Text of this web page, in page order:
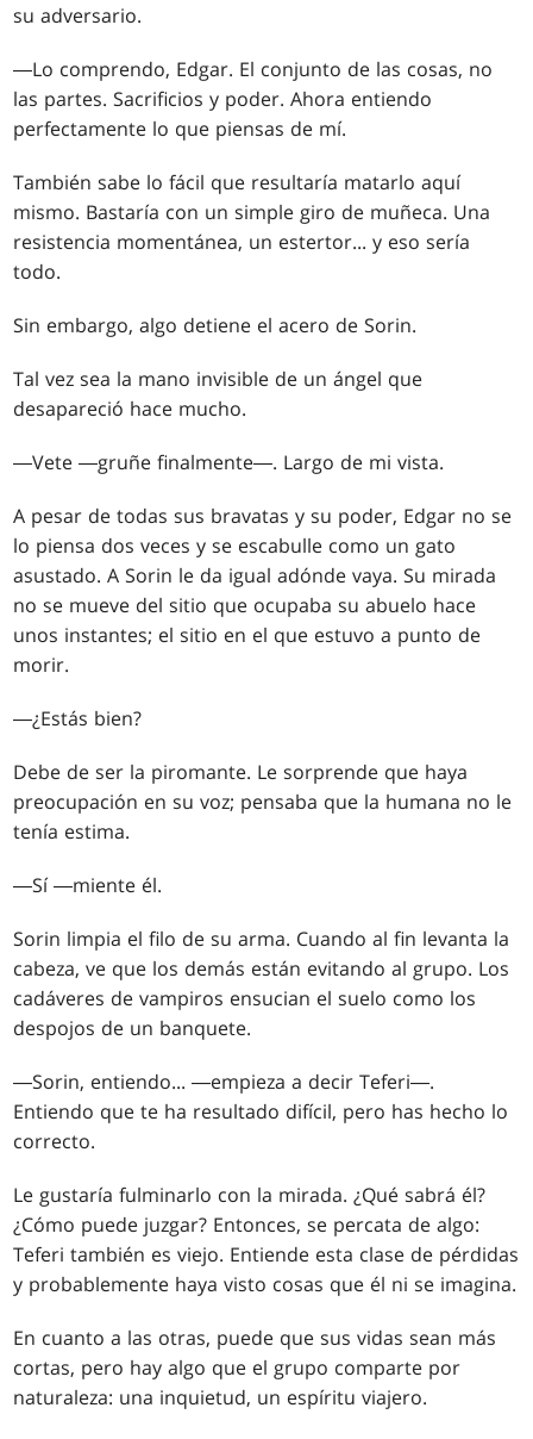
su adversario.
―Lo comprendo, Edgar. El conjunto de las cosas, no
las partes. Sacrificios y poder. Ahora entiendo
perfectamente lo que piensas de mí.
También sabe lo fácil que resultaría matarlo aquí
mismo. Bastaría con un simple giro de muñeca. Una
resistencia momentánea, un estertor... y eso sería
todo.
Sin embargo, algo detiene el acero de Sorin.
Tal vez sea la mano invisible de un ángel que
desapareció hace mucho.
―Vete ―gruñe finalmente―. Largo de mi vista.
A pesar de todas sus bravatas y su poder, Edgar no se
lo piensa dos veces y se escabulle como un gato
asustado. A Sorin le da igual adónde vaya. Su mirada
no se mueve del sitio que ocupaba su abuelo hace
unos instantes; el sitio en el que estuvo a punto de
morir.
―¿Estás bien?
Debe de ser la piromante. Le sorprende que haya
preocupación en su voz; pensaba que la humana no le
tenía estima.
―Sí ―miente él.
Sorin limpia el filo de su arma. Cuando al fin levanta la
cabeza, ve que los demás están evitando al grupo. Los
cadáveres de vampiros ensucian el suelo como los
despojos de un banquete.
―Sorin, entiendo... ―empieza a decir Teferi―.
Entiendo que te ha resultado difícil, pero has hecho lo
correcto.
Le gustaría fulminarlo con la mirada. ¿Qué sabrá él?
¿Cómo puede juzgar? Entonces, se percata de algo:
Teferi también es viejo. Entiende esta clase de pérdidas
y probablemente haya visto cosas que él ni se imagina.
En cuanto a las otras, puede que sus vidas sean más
cortas, pero hay algo que el grupo comparte por
naturaleza: una inquietud, un espíritu viajero.